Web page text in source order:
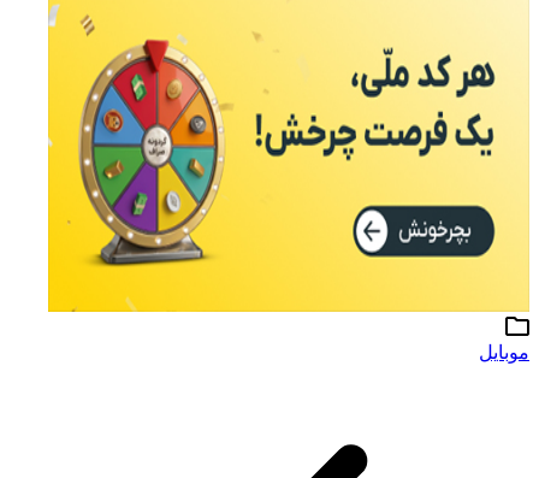
موبایل